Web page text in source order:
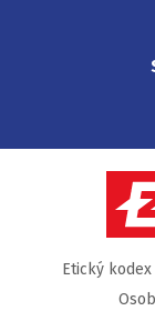
Etický kodex